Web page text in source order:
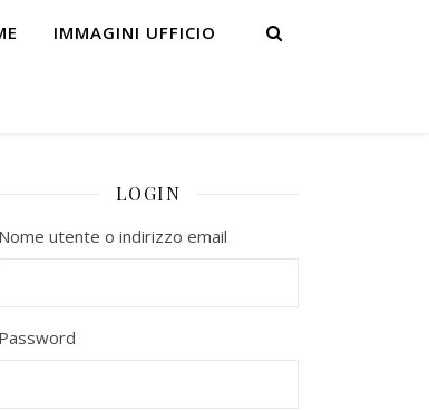
IMMAGINI UFFICIO
LOGIN
Nome utente o indirizzo email
Password